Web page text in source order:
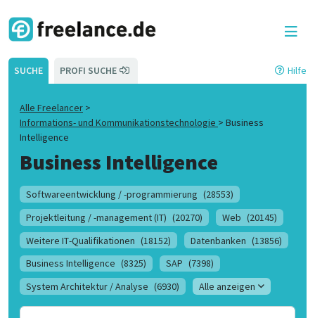
SUCHE PROFI SUCHE Hilfe
Alle Freelancer >
Informations- und Kommunikationstechnologie > Business
Intelligence
Business Intelligence
Softwareentwicklung / -programmierung (28553)
Projektleitung / -management (IT) (20270) Web (20145)
Weitere IT-Qualifikationen (18152) Datenbanken (13856)
Business Intelligence (8325) SAP (7398)
System Architektur / Analyse (6930) Alle anzeigen